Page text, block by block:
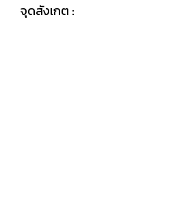
จุดสังเกต :